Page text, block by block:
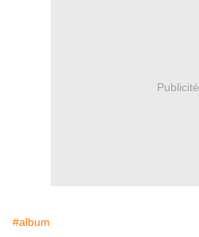
Publicité
#album